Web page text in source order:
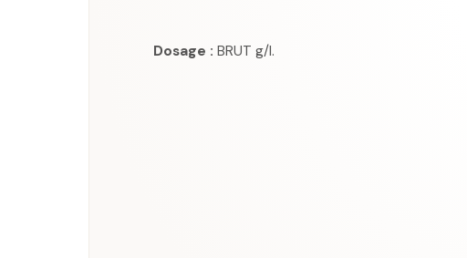
Dosage : BRUT g/l.